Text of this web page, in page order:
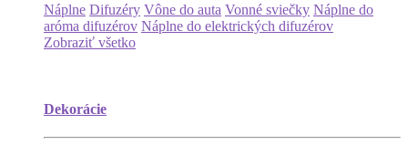
Náplne Difuzéry Vône do auta Vonné sviečky Náplne do
aróma difuzérov Náplne do elektrických difuzérov
Zobraziť všetko
Dekorácie